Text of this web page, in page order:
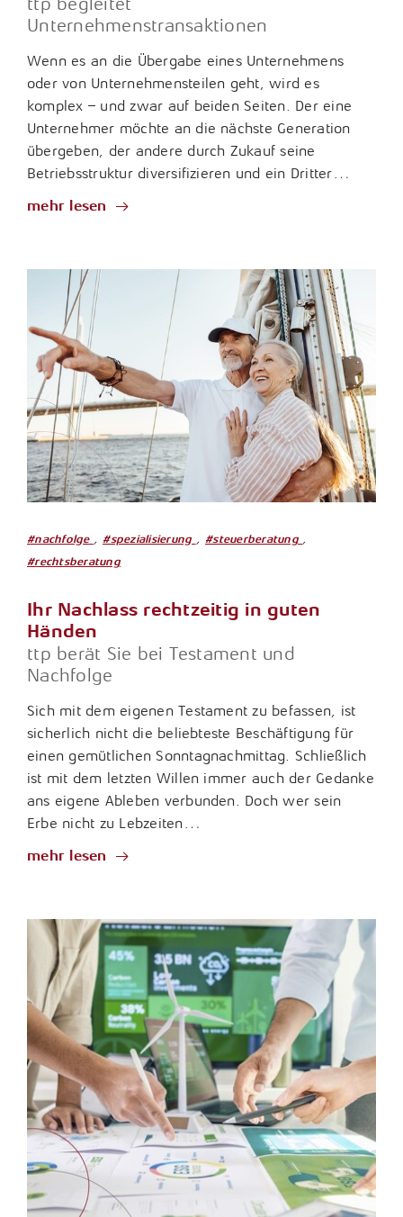
Unternehmenstransaktionen
Wenn es an die Übergabe eines Unternehmens
oder von Unternehmensteilen geht, wird es
komplex – und zwar auf beiden Seiten. Der eine
Unternehmer möchte an die nächste Generation
übergeben, der andere durch Zukauf seine
Betriebsstruktur diversifizieren und ein Dritter…
mehr lesen
#nachfolge , #spezialisierung , #steuerberatung ,
#rechtsberatung
Ihr Nachlass rechtzeitig in guten
Händen
ttp berät Sie bei Testament und
Nachfolge
Sich mit dem eigenen Testament zu befassen, ist
sicherlich nicht die beliebteste Beschäftigung für
einen gemütlichen Sonntagnachmittag. Schließlich
ist mit dem letzten Willen immer auch der Gedanke
ans eigene Ableben verbunden. Doch wer sein
Erbe nicht zu Lebzeiten…
mehr lesen